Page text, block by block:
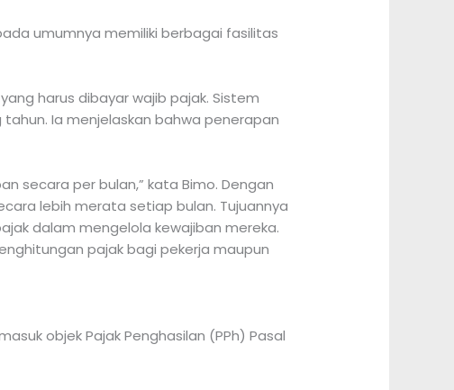
umumnya memiliki berbagai fasilitas
harus dibayar wajib pajak. Sistem
Ia menjelaskan bahwa penerapan
secara per bulan,” kata Bimo. Dengan
lebih merata setiap bulan. Tujuannya
dalam mengelola kewajiban mereka.
pajak bagi pekerja maupun
objek Pajak Penghasilan (PPh) Pasal